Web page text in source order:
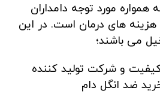
همواره مورد توجه دامداران
های درمان است. در این
می باشند؛
و شرکت تولید کننده
ضد انگل دام